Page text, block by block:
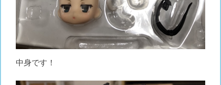
中身です！